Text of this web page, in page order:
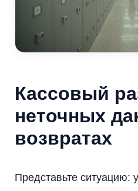
Кассовый
неточных
возвратах
Представьте ситуацию: